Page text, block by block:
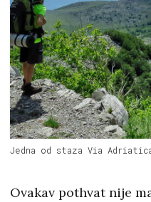
Jedna od staza Via
Ovakav pothvat nije